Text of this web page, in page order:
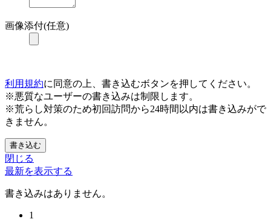
画像添付(任意)
利用規約に同意の上、書き込むボタンを押してください。
※悪質なユーザーの書き込みは制限します。
※荒らし対策のため初回訪問から24時間以内は書き込みがで
きません。
書き込む
閉じる
最新を表示する
書き込みはありません。
1